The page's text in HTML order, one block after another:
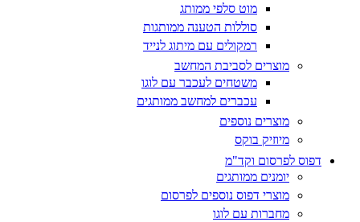
מוט סלפי ממותג
סוללות הטענה ממותגות
רמקולים עם מיתוג לנייד
מוצרים לסביבת המחשב
משטחים לעכבר עם לוגו
עכברים למחשב ממותגים
מוצרים נוספים
מיוזיק בוקס
דפוס לפרסום וקד"מ
יומנים ממותגים
מוצרי דפוס נוספים לפרסום
מחברות עם לוגו